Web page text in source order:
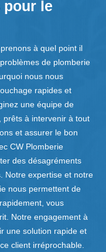
pour le
à quel point il
de plomberie
nous nous
rapides et
une équipe de
prêts à intervenir à tout
et assurer le bon
CW Plomberie
des désagréments
Notre expertise et notre
nous permettent de
vous
Notre engagement à
une solution rapide et
client irréprochable.